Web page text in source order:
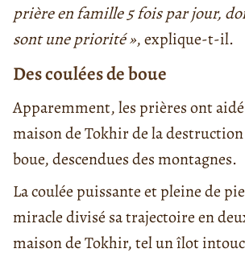
prière en famille 5 fois par jour,
sont une priorité », explique-t-il.
Des coulées de boue
Apparemment, les prières ont aidé
maison de Tokhir de la destruction
boue, descendues des montagnes.
La coulée puissante et pleine de
miracle divisé sa trajectoire en
maison de Tokhir, tel un îlot